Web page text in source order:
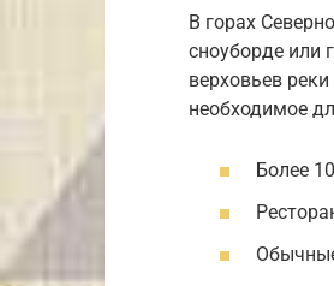
В горах
сноуборде или
верховьев
необходимое
Более